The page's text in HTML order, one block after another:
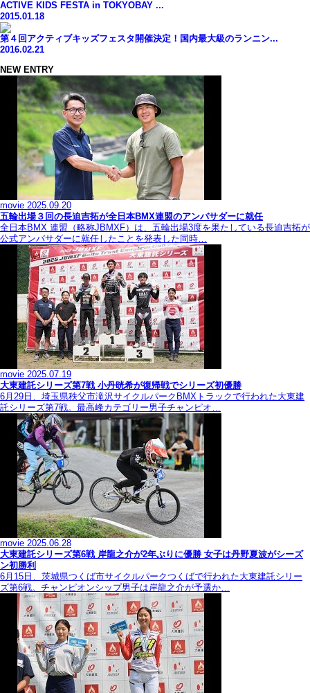
ACTIVE KIDS FESTA in TOKYOBAY ...
2015.01.18
第４回アクティブキッズフェスタ開催決定！国内最大級のランニン...
2016.02.21
NEW ENTRY
movie 2025.09.20
五輪出場３回の長迫吉拓が全日本BMX連盟のアンバサダーに就任
全日本BMX 連盟（略称JBMXF）は、五輪出場3度を果たしている長迫吉拓が
公式アンバサダーに就任したことを発表した同時…
movie 2025.07.19
大東建託シリーズ第7戦 ⼩丹晄希が復帰戦でシリーズ初優勝
6月29日、埼玉県秩父市滝沢サイクルパークBMXトラックで行われた大東建
託シリーズ第7戦。最高峰カテゴリー男子チャンピオ…
movie 2025.06.28
大東建託シリーズ第6戦 岸龍之介が2年ぶりに優勝 女子は丹野夏波がシーズ
ン初勝利
6月15日、茨城県つくば市サイクルパークつくばで行われた大東建託シリー
ズ第6戦。チャンピオンシップ男子は岸龍之介が予選か…